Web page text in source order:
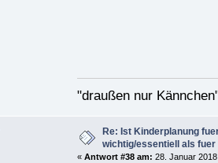
"draußen nur
Re: Ist Kinderplanung
wichtig/essentiell als fuer
« Antwort #38 am: 28. Januar